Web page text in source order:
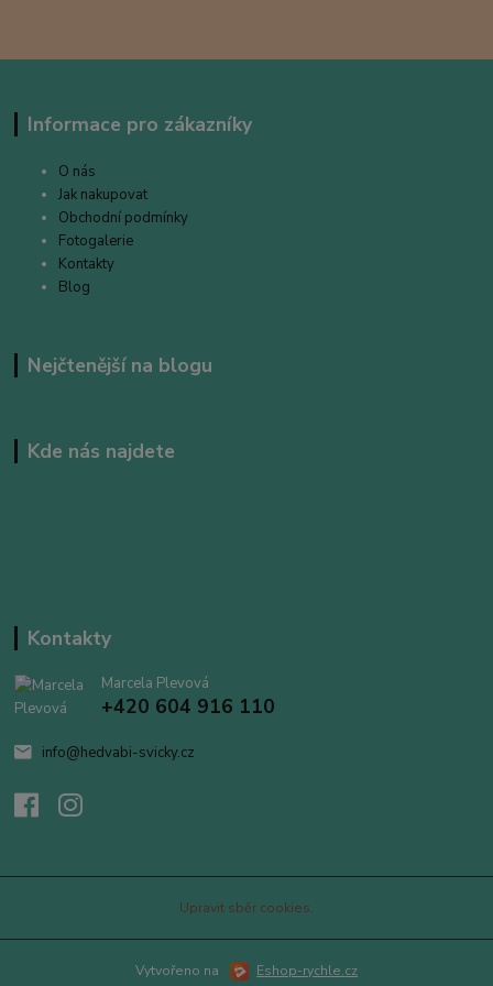
Informace pro zákazníky
O nás
Jak nakupovat
Obchodní podmínky
Fotogalerie
Kontakty
Blog
Nejčtenější na blogu
Kde nás najdete
Kontakty
Marcela Plevová
+420 604 916 110
info@hedvabi-svicky.cz
Upravit sběr cookies.
Vytvořeno na Eshop-rychle.cz